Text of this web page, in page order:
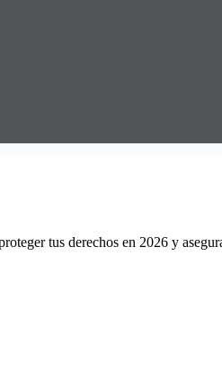
tus derechos en 2026 y